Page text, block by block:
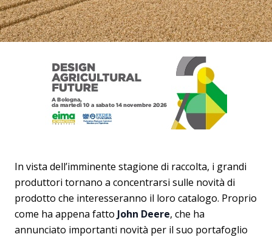
In vista dell’imminente stagione di raccolta, i grandi
produttori tornano a concentrarsi sulle novità di
prodotto che interesseranno il loro catalogo. Proprio
come ha appena fatto John Deere, che ha
annunciato importanti novità per il suo portafoglio